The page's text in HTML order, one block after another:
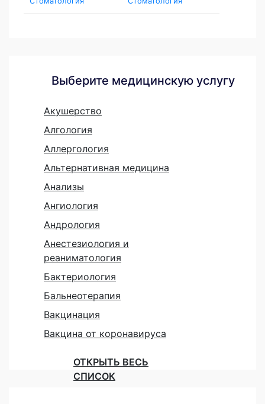
Выберите медицинскую услугу
Акушерство
Алгология
Аллергология
Альтернативная медицина
Анализы
Ангиология
Андрология
Анестезиология и
реаниматология
Бактериология
Бальнеотерапия
Вакцинация
Вакцина от коронавируса
ОТКРЫТЬ ВЕСЬ
СПИСОК